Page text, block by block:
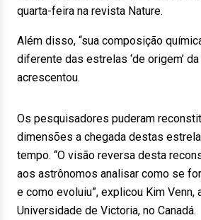
quarta-feira na revista Nature.
Além disso, “sua composição
diferente das estrelas ‘de origem’ da
acrescentou.
Os pesquisadores puderam
dimensões a chegada destas
tempo. “O visão reversa desta
aos astrônomos analisar como se
e como evoluiu”, explicou Kim Venn,
Universidade de Victoria, no Canadá.